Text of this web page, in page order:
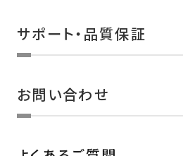
サポート・品質保証
お問い合わせ